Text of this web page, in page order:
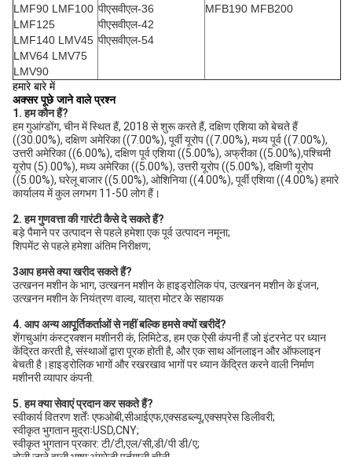
LMF90 LMF100
LMF125
LMF140 LMV45
LMV64 LMV75
LMV90
पीएसवीएल-36
पीएसवीएल-42
पीएसवीएल-54
MFB190 MFB200
हमारे बारे में
अक्सर पूछे जाने वाले प्रश्न
1. हम कौन हैं?
हम गुआंग्डोंग, चीन में स्थित हैं, 2018 से शुरू करते हैं, दक्षिण एशिया को बेचते हैं
((30.00%), दक्षिण अमेरिका ((7.00%), पूर्वी यूरोप ((7.00%), मध्य पूर्व ((7.00%),
उत्तरी अमेरिका ((6.00%), दक्षिण पूर्व एशिया ((5.00%), अफ्रीका ((5.00%),पश्चिमी
यूरोप (5).00%), मध्य अमेरिका ((5.00%), उत्तरी यूरोप ((5.00%), दक्षिणी यूरोप
((5.00%), घरेलू बाजार ((5.00%), ओशिनिया ((4.00%), पूर्वी एशिया ((4.00%) हमारे
कार्यालय में कुल लगभग 11-50 लोग हैं।
2. हम गुणवत्ता की गारंटी कैसे दे सकते हैं?
बड़े पैमाने पर उत्पादन से पहले हमेशा एक पूर्व उत्पादन नमूना;
शिपमेंट से पहले हमेशा अंतिम निरीक्षण;
3आप हमसे क्या खरीद सकते हैं?
उत्खनन मशीन के भाग, उत्खनन मशीन के हाइड्रोलिक पंप, उत्खनन मशीन के इंजन,
उत्खनन मशीन के नियंत्रण वाल्व, यात्रा मोटर के सहायक
4. आप अन्य आपूर्तिकर्ताओं से नहीं बल्कि हमसे क्यों खरीदें?
शेंगचुआंग कंस्ट्रक्शन मशीनरी कं, लिमिटेड, हम एक ऐसी कंपनी हैं जो इंटरनेट पर ध्यान
केंद्रित करती है, संस्थाओं द्वारा पूरक होती है, और एक साथ ऑनलाइन और ऑफलाइन
बेचती है।हाइड्रोलिक भागों और रखरखाव भागों पर ध्यान केंद्रित करने वाली निर्माण
मशीनरी व्यापार कंपनी.
5. हम क्या सेवाएं प्रदान कर सकते हैं?
स्वीकार्य वितरण शर्तेंः एफओबी,सीआईएफ,एक्सडब्ल्यू,एक्सप्रेस डिलीवरी;
स्वीकृत भुगतान मुद्राःUSD,CNY;
स्वीकृत भुगतान प्रकार: टी/टी,एल/सी,डी/पी डी/ए;